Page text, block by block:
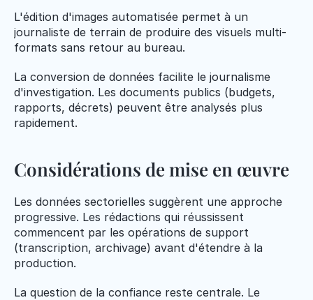
L'édition d'images automatisée permet à un
journaliste de terrain de produire des visuels multi-
formats sans retour au bureau.
La conversion de données facilite le journalisme
d'investigation. Les documents publics (budgets,
rapports, décrets) peuvent être analysés plus
rapidement.
Considérations de mise en œuvre
Les données sectorielles suggèrent une approche
progressive. Les rédactions qui réussissent
commencent par les opérations de support
(transcription, archivage) avant d'étendre à la
production.
La question de la confiance reste centrale. Le